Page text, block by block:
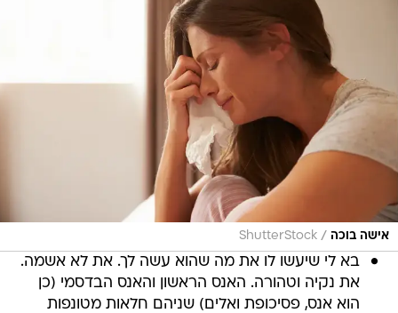
אישה בוכה /
ShutterStock
בא לי שיעשו לו את מה שהוא עשה לך. את לא אשמה.
את נקיה וטהורה. האנס הראשון והאנס הבדסמי (כן
הוא אנס, פסיכופת ואלים) שניהם חלאות מטונפות